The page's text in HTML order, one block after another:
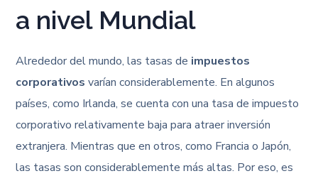
a nivel Mundial
Alrededor del mundo, las tasas de impuestos
corporativos varían considerablemente. En algunos
países, como Irlanda, se cuenta con una tasa de impuesto
corporativo relativamente baja para atraer inversión
extranjera. Mientras que en otros, como Francia o Japón,
las tasas son considerablemente más altas. Por eso, es